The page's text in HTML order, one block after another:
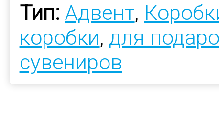
Тип: Адвент,
коробки, для
сувениров